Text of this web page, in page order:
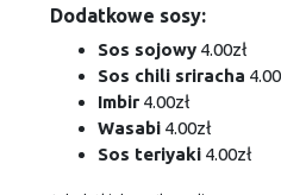
Dodatkowe sosy:
Sos sojowy 4.00zł
Sos chili sriracha
Imbir 4.00zł
Wasabi 4.00zł
Sos teriyaki 4.00zł